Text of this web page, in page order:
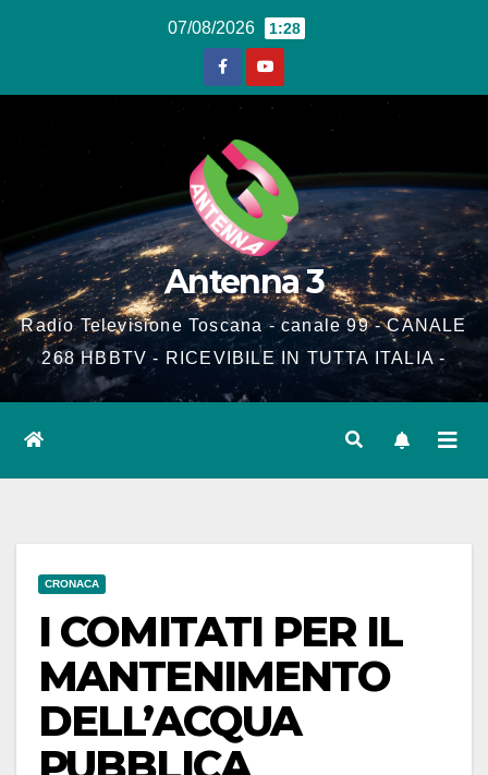
07/08/2026 1:28
Antenna 3
Radio Televisione Toscana - canale 99 - CANALE
268 HBBTV - RICEVIBILE IN TUTTA ITALIA -
CRONACA
I COMITATI PER IL
MANTENIMENTO
DELL’ACQUA